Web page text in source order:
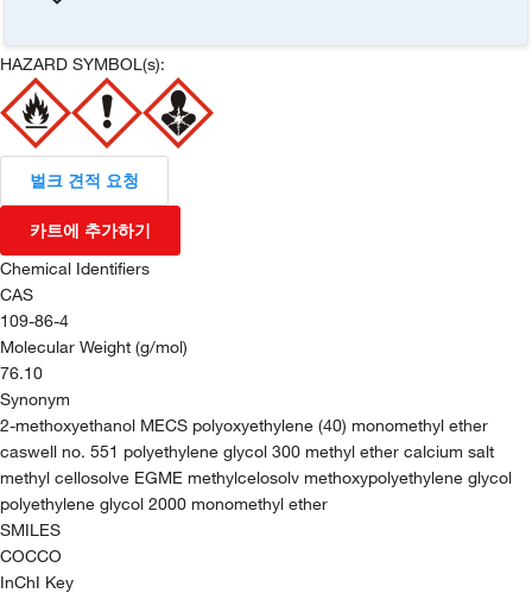
HAZARD SYMBOL(s):
벌크 견적 요청
카트에 추가하기
Chemical Identifiers
CAS
109-86-4
Molecular Weight (g/mol)
76.10
Synonym
2-methoxyethanol MECS polyoxyethylene (40) monomethyl ether
caswell no. 551 polyethylene glycol 300 methyl ether calcium salt
methyl cellosolve EGME methylcelosolv methoxypolyethylene glycol
polyethylene glycol 2000 monomethyl ether
SMILES
COCCO
InChI Key